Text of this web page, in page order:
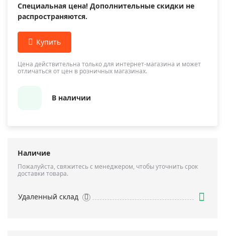
Специальная цена! Дополнительные скидки не
распространяются.
Цена действительна только для интернет-магазина и может
отличаться от цен в розничных магазинах.
В наличии
Наличие
Пожалуйста, свяжитесь с менеджером, чтобы уточнить срок
доставки товара.
Удаленный склад